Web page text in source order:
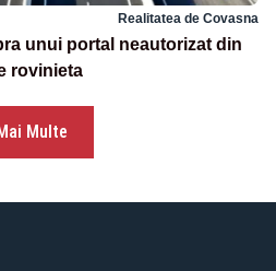
Realitatea de Covasna
unui portal neautorizat din
rovinieta
Multe